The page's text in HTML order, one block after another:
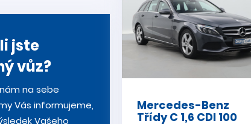
jste
vůz?
na sebe
Vás informujeme,
Vašeho
Mercedes-Benz
Třídy C 1,6 CDI 100